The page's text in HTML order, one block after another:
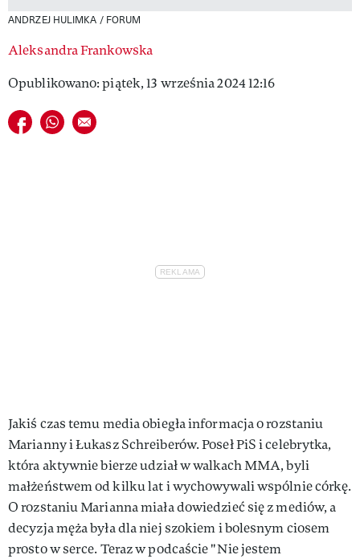
ANDRZEJ HULIMKA / FORUM
Aleksandra Frankowska
Opublikowano: piątek, 13 września 2024 12:16
Udostępnij na facebook
Udostępnij na whatsapp
E-mail do przyjaciela
Jakiś czas temu media obiegła informacja o rozstaniu
Marianny i Łukasz Schreiberów. Poseł PiS i celebrytka,
która aktywnie bierze udział w walkach MMA, byli
małżeństwem od kilku lat i wychowywali wspólnie córkę.
O rozstaniu Marianna miała dowiedzieć się z mediów, a
decyzja męża była dla niej szokiem i bolesnym ciosem
prosto w serce. Teraz w podcaście "Nie jestem